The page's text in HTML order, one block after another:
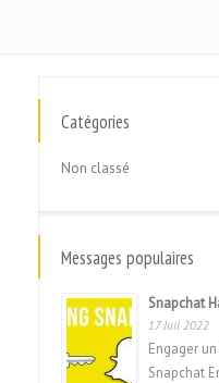
Catégories
Non classé
Messages populaires
Snapchat
17 Juil 2022
Engager
Snapchat
Magyar
日本語
한국어